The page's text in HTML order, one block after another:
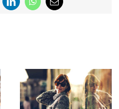
LinkedInWhatsApp
Email